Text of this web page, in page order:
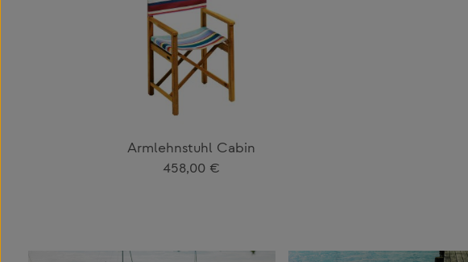
Armlehnstuhl Cabin
Regulärer Preis:
458,00 €